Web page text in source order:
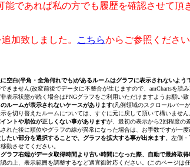
能であれば私の方でも履歴を確認させて頂
追加致しました。 こちらからご参照くださ
空白(半角・全角何れでも)があるルームはグラフに表示されないよう
きません(改変前後でデータに不整合が生じますので、amChartsを
表示状態が続く場合はPNGグラフをご利用いただけますようお願い致
ルームが表示されないケースがあります(凡例領域のスクロールバー
を切り替えたルームについては、すぐに元に戻して頂いて構いません
ントや順位が正しくない事がありますが、最初の表示から2回程度の
れた後に順位やグラフの線が異常になった場合は、お手数ですが一
たい部分を選択することで、グラフを拡大する事が出来ます。左側・
動させてください。
グラフ右端がデータ取得時間より古い時間になった際、自動で最終取
の上、表示範囲を調整するなど適宜御対応ください。 (このページは